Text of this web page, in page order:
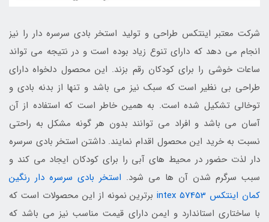
شرکت معتبر اینتکس طراحی و تولید استخر بادی سرسره دار را نیز
انجام می دهد که دارای تنوع زیاد بوده است و در نتیجه می تواند
ساعات خوشی را برای کودکان رقم بزند. این محصول دلخواه دارای
طراحی بی نظیر است که سبک نیز می باشد و تنها از بدنه بادی و
توخالی تشکیل شده است. به همین خاطر است که استفاده از آن
آسان می باشد و افراد می توانند بدون هر گونه مشکل به راحتی
نسبت به خرید این محصول اقدام نمایند. داشتن استخر بادی سرسره
دار لذت حضور در محیط های آبی را برای کودکان ایجاد می کند و
سبب سرگرم شدن آن ها می شود. استخر بادی سرسره دار رنگین
کمان اینتکس intex 57453
برترین نمونه از این محصولات است که
با ساختاری استاندارد و ایمن دارای قیمت مناسب نیز می باشد که